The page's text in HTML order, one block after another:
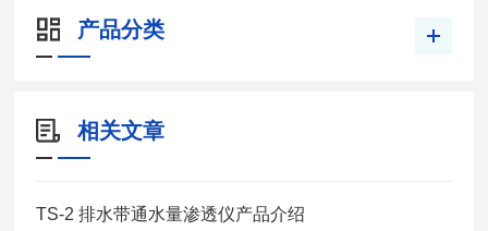
产品分类
相关文章
TS-2 排水带通水量渗透仪产品介绍